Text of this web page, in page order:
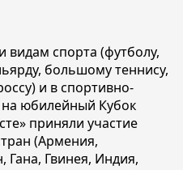
видам спорта (футболу,
большому теннису,
и в спортивно-
на юбилейный Кубок
приняли участие
(Армения,
Гана, Гвинея, Индия,